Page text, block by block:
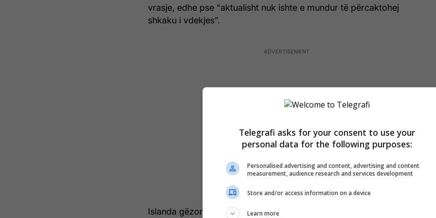
vrasje, edhe pse “aktualisht nuk ishte e mundur të përcaktohej
shkaku i vdekjes”.
Islanda gëzon një nga normat më të ulëta të krimit në botë dhe
Telegrafi asks for your consent to use your
personal data for the following purposes:
Personalised advertising and content, advertising and content
measurement, audience research and services development
Store and/or access information on a device
Learn more